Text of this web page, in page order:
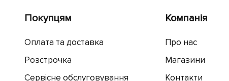
Покупцям
Оплата та доставка
Розстрочка
Сервісне обслуговування
Компанія
Про нас
Магазини
Контакти